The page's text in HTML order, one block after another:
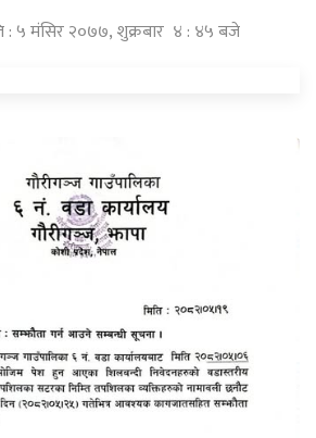
: ५ मंसिर २०७७, शुक्रबार ४ : ४५ बजे